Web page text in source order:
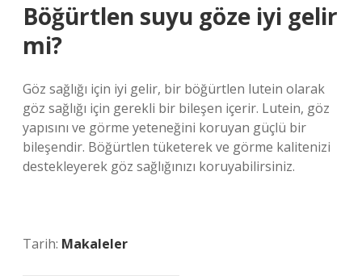
Böğürtlen suyu göze iyi gelir
mi?
Göz sağlığı için iyi gelir, bir böğürtlen lutein olarak
göz sağlığı için gerekli bir bileşen içerir. Lutein, göz
yapısını ve görme yeteneğini koruyan güçlü bir
bileşendir. Böğürtlen tüketerek ve görme kalitenizi
destekleyerek göz sağlığınızı koruyabilirsiniz.
Tarih: Makaleler